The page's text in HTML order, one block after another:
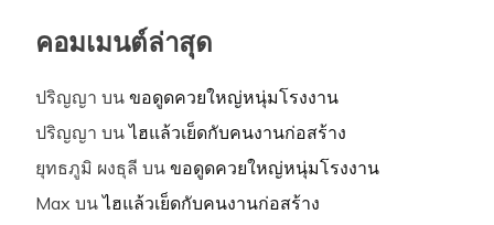
คอมเมนต์ล่าสุด
ปริญญา บน ขอดูดควยใหญ่หนุ่มโรงงาน
ปริญญา บนไฮแล้วเย็ดกับคนงานก่อสร้าง
ยุทธภูมิ ผงธุลี บน ขอดูดควยใหญ่หนุ่มโรงงาน
Max บนไฮแล้วเย็ดกับคนงานก่อสร้าง